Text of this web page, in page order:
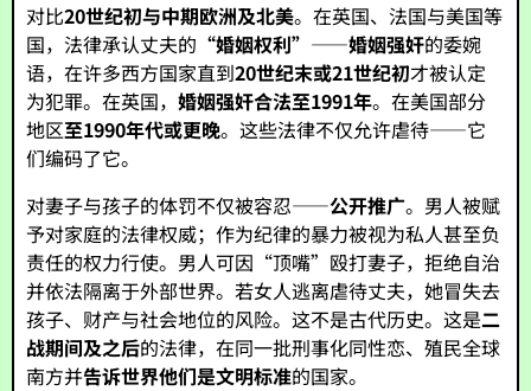
对比20世纪初与中期欧洲及北美。在英国、法国与美国等
国，法律承认丈夫的 “婚姻权利” ——婚姻强奸的委婉
语，在许多西方国家直到20世纪末或21世纪初才被认定
为犯罪。在英国，婚姻强奸合法至1991年。在美国部分
地区至1990年代或更晚。这些法律不仅允许虐待——它
们编码了它。
对妻子与孩子的体罚不仅被容忍——公开推广。男人被赋
予对家庭的法律权威；作为纪律的暴力被视为私人甚至负
责任的权力行使。男人可因“顶嘴”殴打妻子，拒绝自治
并依法隔离于外部世界。若女人逃离虐待丈夫，她冒失去
孩子、财产与社会地位的风险。这不是古代历史。这是二
战期间及之后的法律，在同一批刑事化同性恋、殖民全球
南方并告诉世界他们是文明标准的国家。